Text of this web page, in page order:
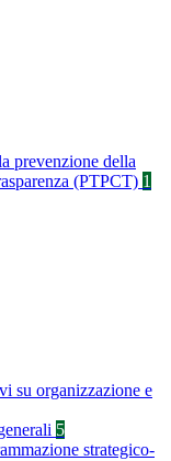
prevenzione della
(PTPCT) 1
su organizzazione e
5
strategico-